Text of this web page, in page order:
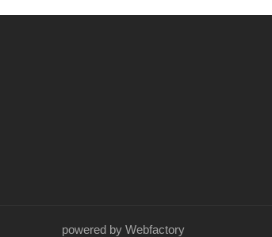
powered by Webfactory